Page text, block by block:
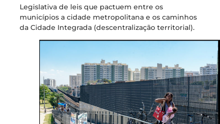
Legislativa de leis que pactuem entre os
municípios a cidade metropolitana e os caminhos
da Cidade Integrada (descentralização territorial).